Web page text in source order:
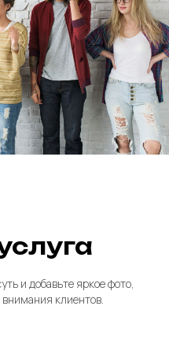
и добавьте яркое фото,
клиентов.